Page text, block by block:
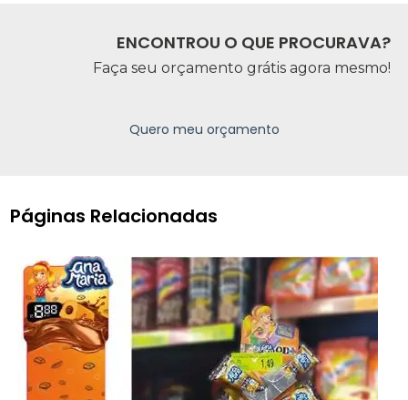
ENCONTROU O QUE PROCURAVA?
Faça seu orçamento grátis agora mesmo!
Quero meu orçamento
Páginas Relacionadas